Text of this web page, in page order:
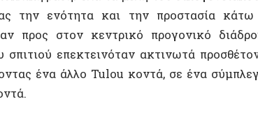
της αγροτικής Κίνας, πολλοί κάτοικοι
τουΝίκου Βράντση σχετικά με
αυτά περιέχουν: